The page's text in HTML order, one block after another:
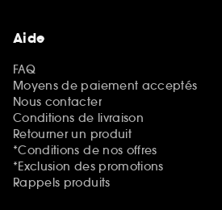
Aide
FAQ
Moyens de paiement acceptés
Nous contacter
Conditions de livraison
Retourner un produit
*Conditions de nos offres
*Exclusion des promotions
Rappels produits